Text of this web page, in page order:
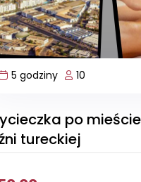
5 godziny 10
po
tureckiej